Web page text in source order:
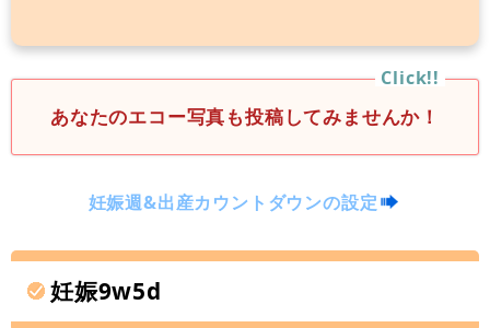
あなたのエコー写真も投稿してみませんか！
妊娠週&出産カウントダウンの設定
妊娠9w5d